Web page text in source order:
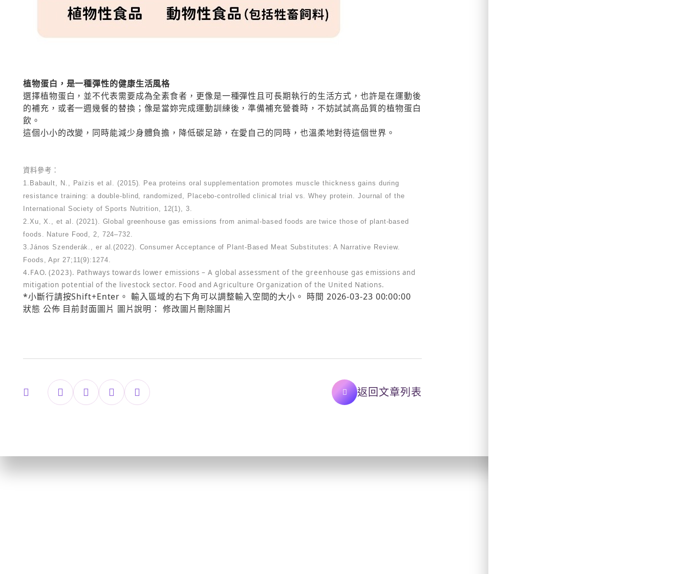
植物蛋白，是一種彈性的健康生活風格
選擇植物蛋白，並不代表需要成為全素食者，更像是一種彈性且可長期執行的生活方式，也許是在運動後
的補充，或者一週幾餐的替換；像是當妳完成運動訓練後，準備補充營養時，不妨試試高品質的植物蛋白
飲。
這個小小的改變，同時能減少身體負擔，降低碳足跡，在愛自己的同時，也溫柔地對待這個世界。
資料參考：
1.Babault, N., Païzis et al. (2015). Pea proteins oral supplementation promotes muscle thickness gains during
resistance training: a double-blind, randomized, Placebo-controlled clinical trial vs. Whey protein. Journal of the
International Society of Sports Nutrition, 12(1), 3.
2.Xu, X., et al. (2021). Global greenhouse gas emissions from animal-based foods are twice those of plant-based
foods. Nature Food, 2, 724–732.
3.János Szenderák., er al.(2022). Consumer Acceptance of Plant-Based Meat Substitutes: A Narrative Review.
Foods, Apr 27;11(9):1274.
4.FAO. (2023). Pathways towards lower emissions – A global assessment of the greenhouse gas emissions and
mitigation potential of the livestock sector. Food and Agriculture Organization of the United Nations.
*小斷行請按Shift+Enter。 輸入區域的右下角可以調整輸入空間的大小。 時間 2026-03-23 00:00:00
狀態 公佈 目前封面圖片 圖片說明： 修改圖片刪除圖片
返回文章列表